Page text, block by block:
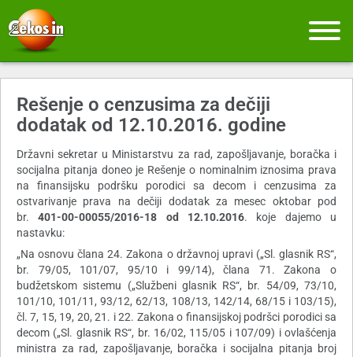
Rešenje o cenzusima za dečiji
dodatak od 12.10.2016. godine
Državni sekretar u Ministarstvu za rad, zapošljavanje, boračka i
socijalna pitanja doneo je Rešenje o nominalnim iznosima prava
na finansijsku podršku porodici sa decom i cenzusima za
ostvarivanje prava na dečiji dodatak za mesec oktobar pod
br.401-00-00055/2016-18 od 12.10.2016. koje dajemo u
nastavku:
„Na osnovu člana 24. Zakona o državnoj upravi („Sl. glasnik RS“,
br. 79/05, 101/07, 95/10 i 99/14), člana 71. Zakona o
budžetskom sistemu („Službeni glasnik RS“, br. 54/09, 73/10,
101/10, 101/11, 93/12, 62/13, 108/13, 142/14, 68/15 i 103/15),
čl. 7, 15, 19, 20, 21. i 22. Zakona o finansijskoj podršci porodici sa
decom („Sl. glasnik RS“, br. 16/02, 115/05 i 107/09) i ovlašćenja
ministra za rad, zapošljavanje, boračka i socijalna pitanja broj